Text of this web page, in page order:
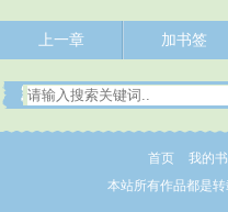
上一章 加书签
首页 我的
本站所有作品都是